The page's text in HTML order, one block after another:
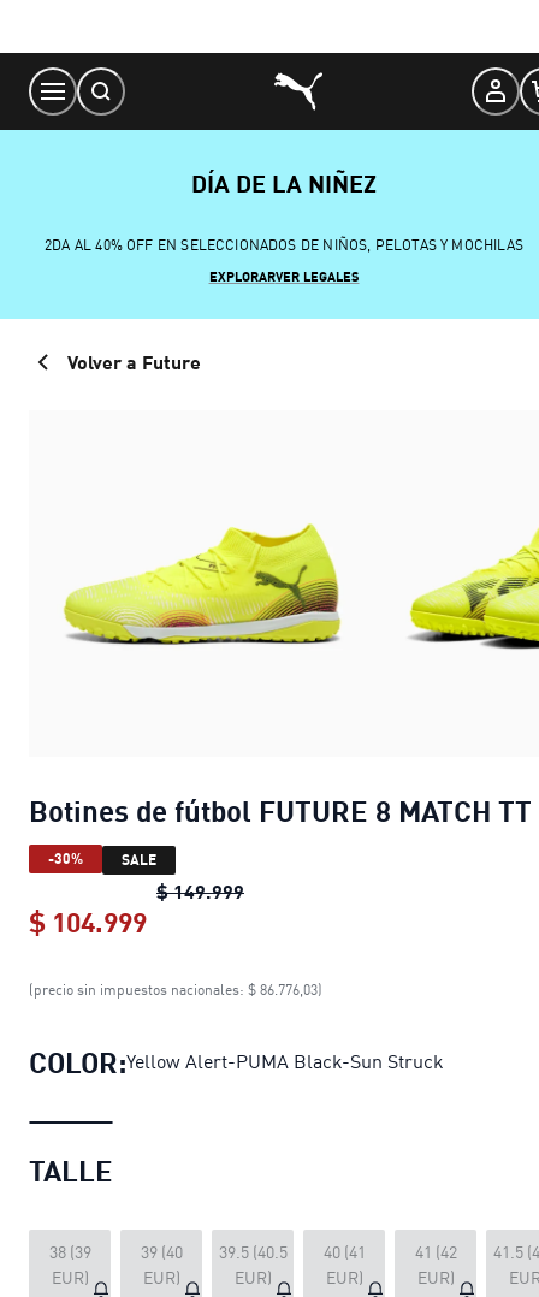
Content
DÍA DE LA NIÑEZ
2DA AL 40% OFF EN SELECCIONADOS DE NIÑOS, PELOTAS Y MOCHILAS
EXPLORARVER LEGALES
Volver a Future
Botines de fútbol FUTURE 8 MATCH TT
-30% SALE
$ 149.999Botines de fútbol FUTURE 8
$ 104.999
Botines de fútbol FUTURE 8 MATCH
(precio sin impuestos nacionales: $ 86.776,03)
COLOR:Yellow Alert-PUMA Black-Sun Struck
TALLE
38 (39
EUR)
39 (40
EUR)
39.5 (40.5
EUR)
40 (41
EUR)
41 (42
EUR)
41.5